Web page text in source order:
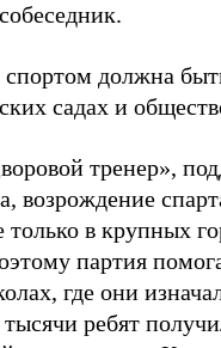
должна
садах и
тренер»,
возрождение
в крупных
партия
где они
ребят